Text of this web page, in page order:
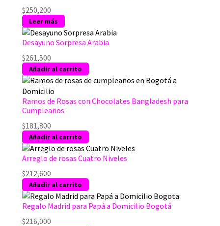
$250,200
Leer más
Desayuno Sorpresa Arabia
$261,500
Añadir al carrito
Ramos de Rosas con Chocolates Bangladesh para
Cumpleaños
$181,800
Añadir al carrito
Arreglo de rosas Cuatro Niveles
$212,600
Añadir al carrito
Regalo Madrid para Papá a Domicilio Bogotá
$216,000